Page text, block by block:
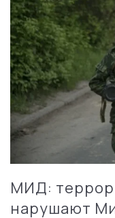
МИД:
нарушают